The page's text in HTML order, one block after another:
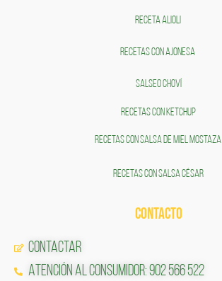
RECETA ALIOLI
RECETAS CON AJONESA
SALSEO CHOVÍ
RECETAS CON KETCHUP
RECETAS CON SALSA DE MIEL MOSTAZA
RECETAS CON SALSA CÉSAR
CONTACTO
Contactar
Atención al Consumidor: 902 566 522